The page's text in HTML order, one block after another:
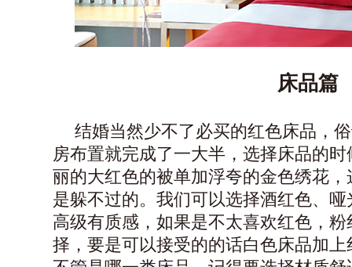
床品篇
结婚当然少不了必买的红色床品，
房布置就完成了一大半，选择床品的
丽的大红色的被单加浮夸的金色绣花
是躲不过的。我们可以选择酒红色、
高级有质感，如果是不太喜欢红色，
择，要是可以接受的的话白色床品加